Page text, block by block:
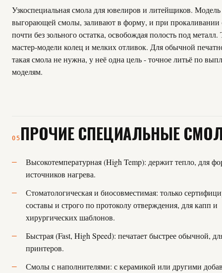
Узкоспециальная смола для ювелиров и литейщиков.
выгорающей смолы, заливают в форму, и при прокаливании
почти без зольного остатка, освобождая полость под
мастер-модели колец и мелких отливок. Для обычной
такая смола не нужна, у неё одна цель - точное литьё по
моделям.
05 ПРОЧИЕ СПЕЦИАЛЬНЫЕ
Высокотемпературная (High Temp): держит тепло, для
источников нагрева.
Стоматологическая и биосовместимая: только
составы и строго по протоколу отверждения, для капп и
хирургических шаблонов.
Быстрая (Fast, High Speed): печатает быстрее обычной,
принтеров.
Смолы с наполнителями: с керамикой или другими